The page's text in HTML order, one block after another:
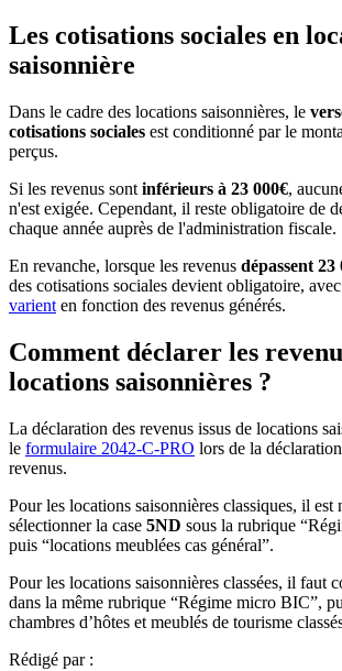
Les cotisations sociales en
saisonnière
Dans le cadre des locations saisonnières, le
cotisations sociales est conditionné par le
perçus.
Si les revenus sont inférieurs à 23 000€,
n'est exigée. Cependant, il reste obligatoire de
chaque année auprès de l'administration fiscale.
En revanche, lorsque les revenus dépassent 23
des cotisations sociales devient obligatoire,
varient en fonction des revenus générés.
Comment déclarer les
locations saisonnières ?
La déclaration des revenus issus de locations
le formulaire 2042-C-PRO lors de la
revenus.
Pour les locations saisonnières classiques, il est
sélectionner la case 5ND sous la rubrique
puis “locations meublées cas général”.
Pour les locations saisonnières classées, il faut
dans la même rubrique “Régime micro BIC”,
chambres d’hôtes et meublés de tourisme
Rédigé par :